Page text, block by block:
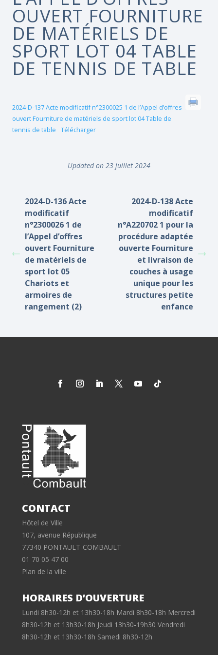
OUVERT FOURNITURE
DE MATÉRIELS DE
SPORT LOT 04 TABLE
DE TENNIS DE TABLE
2024-D-137 Acte modificatif n°2300025 1 de l’Appel d’offres
ouvert Fourniture de matériels de sport lot 04 Table de
tennis de table
Télécharger
Updated on 23 juillet 2024
2024-D-136 Acte
modificatif
n°2300026 1 de
l’Appel d’offres
ouvert Fourniture
de matériels de
sport lot 05
Chariots et
armoires de
rangement (2)
2024-D-138 Acte
modificatif
n°A220702 1 pour la
procédure adaptée
ouverte Fourniture
et livraison de
couches à usage
unique pour les
structures petite
enfance
CONTACT
Hôtel de Ville
107, avenue République
77340 PONTAULT-COMBAULT
01 70 05 47 00
Plan de la ville
HORAIRES D’OUVERTURE
Lundi 8h30-12h et 13h30-18h Mardi 8h30-18h Mercredi
8h30-12h et 13h30-18h Jeudi 13h30-19h30 Vendredi
8h30-12h et 13h30-18h Samedi 8h30-12h